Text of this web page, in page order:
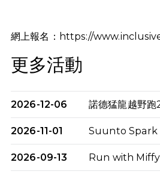
網上報名：https://
更多活動
2026-12-06 諾德猛龍越野
2026-11-01 Suunto Spark
2026-09-13 Run with